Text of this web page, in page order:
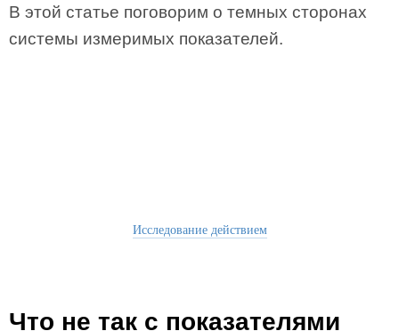
В этой статье поговорим о темных сторонах
системы измеримых показателей.
Исследование действием
Что не так с показателями